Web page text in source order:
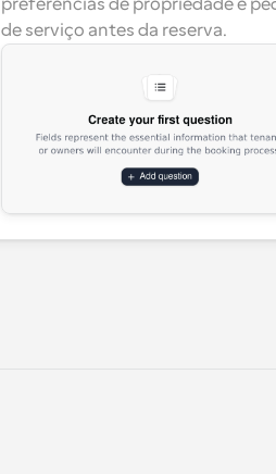
preferências de propriedade e
de serviço antes da reserva.